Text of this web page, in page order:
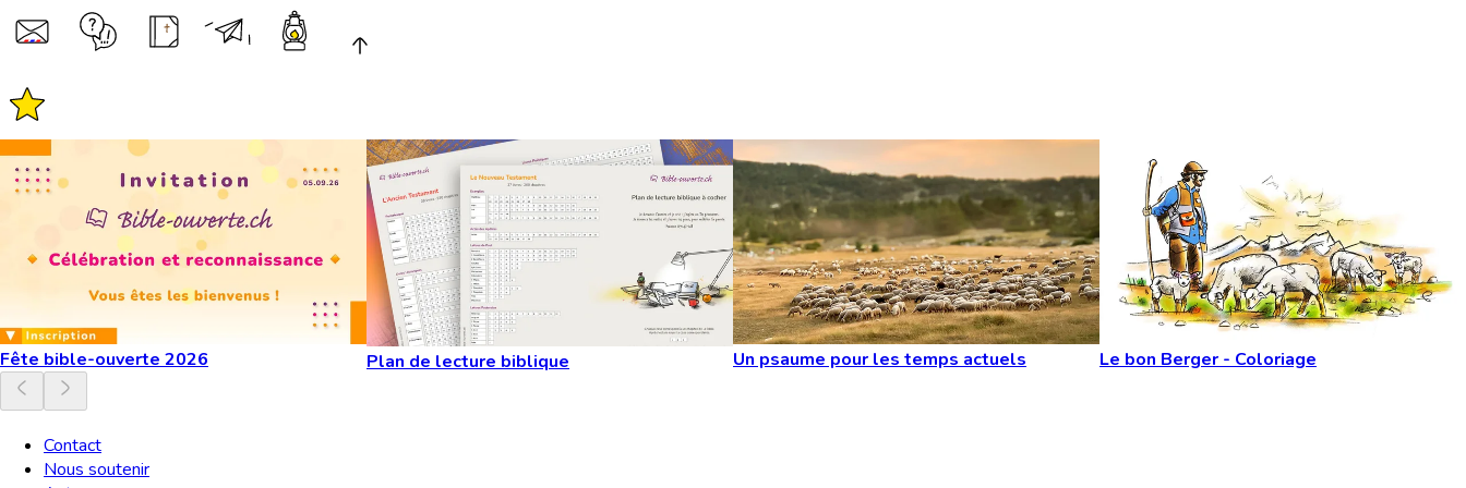
Fête bible-ouverte 2026 Plan de lecture biblique Un psaume pour les temps actuels Le bon Berger - Coloriage
Contact
Nous soutenir